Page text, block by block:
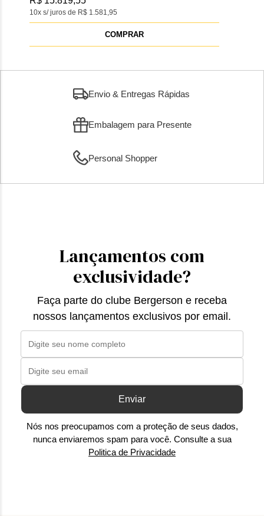
10x s/ juros de R$ 1.581,95
COMPRAR
Envio & Entregas Rápidas
Embalagem para Presente
Personal Shopper
Lançamentos com
exclusividade?
Faça parte do clube Bergerson e receba
nossos lançamentos exclusivos por email.
Enviar
Nós nos preocupamos com a proteção de seus dados,
nunca enviaremos spam para você. Consulte a sua
Politica de Privacidade